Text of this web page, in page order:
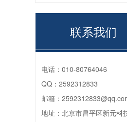
联系我们
电话： 010-80764046
QQ： 2592312833
邮箱：
地址： 北京市昌平区新元科